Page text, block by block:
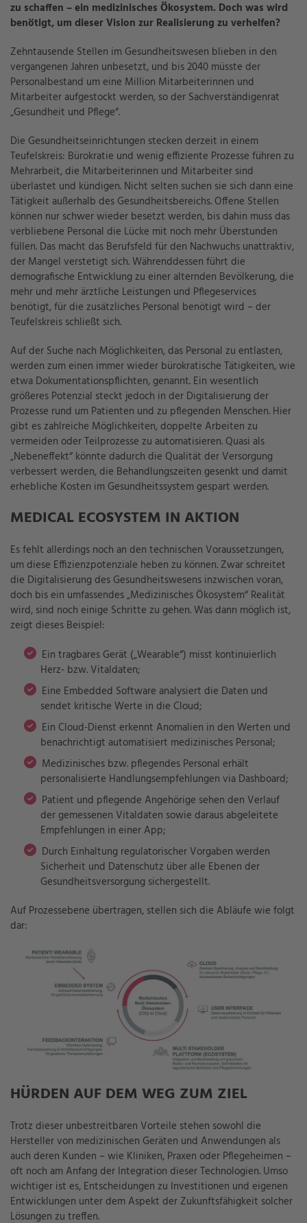
zu schaffen – ein medizinisches Ökosystem. Doch was wird
benötigt, um dieser Vision zur Realisierung zu verhelfen?
Zehntausende Stellen im Gesundheitswesen blieben in den
vergangenen Jahren unbesetzt, und bis 2040 müsste der
Personalbestand um eine Million Mitarbeiterinnen und
Mitarbeiter aufgestockt werden, so der Sachverständigenrat
„Gesundheit und Pflege“.
Die Gesundheitseinrichtungen stecken derzeit in einem
Teufelskreis: Bürokratie und wenig effiziente Prozesse führen zu
Mehrarbeit, die Mitarbeiterinnen und Mitarbeiter sind
überlastet und kündigen. Nicht selten suchen sie sich dann eine
Tätigkeit außerhalb des Gesundheitsbereichs. Offene Stellen
können nur schwer wieder besetzt werden, bis dahin muss das
verbliebene Personal die Lücke mit noch mehr Überstunden
füllen. Das macht das Berufsfeld für den Nachwuchs unattraktiv,
der Mangel verstetigt sich. Währenddessen führt die
demografische Entwicklung zu einer alternden Bevölkerung, die
mehr und mehr ärztliche Leistungen und Pflegeservices
benötigt, für die zusätzliches Personal benötigt wird – der
Teufelskreis schließt sich.
Auf der Suche nach Möglichkeiten, das Personal zu entlasten,
werden zum einen immer wieder bürokratische Tätigkeiten, wie
etwa Dokumentationspflichten, genannt. Ein wesentlich
größeres Potenzial steckt jedoch in der Digitalisierung der
Prozesse rund um Patienten und zu pflegenden Menschen. Hier
gibt es zahlreiche Möglichkeiten, doppelte Arbeiten zu
vermeiden oder Teilprozesse zu automatisieren. Quasi als
„Nebeneffekt“ könnte dadurch die Qualität der Versorgung
verbessert werden, die Behandlungszeiten gesenkt und damit
erhebliche Kosten im Gesundheitssystem gespart werden.
MEDICAL ECOSYSTEM IN AKTION
Es fehlt allerdings noch an den technischen Voraussetzungen,
um diese Effizienzpotenziale heben zu können. Zwar schreitet
die Digitalisierung des Gesundheitswesens inzwischen voran,
doch bis ein umfassendes „Medizinisches Ökosystem“ Realität
wird, sind noch einige Schritte zu gehen. Was dann möglich ist,
zeigt dieses Beispiel:
Ein tragbares Gerät („Wearable“) misst kontinuierlich
Herz- bzw. Vitaldaten;
Eine Embedded Software analysiert die Daten und
sendet kritische Werte in die Cloud;
Ein Cloud-Dienst erkennt Anomalien in den Werten und
benachrichtigt automatisiert medizinisches Personal;
Medizinisches bzw. pflegendes Personal erhält
personalisierte Handlungsempfehlungen via Dashboard;
Patient und pflegende Angehörige sehen den Verlauf
der gemessenen Vitaldaten sowie daraus abgeleitete
Empfehlungen in einer App;
Durch Einhaltung regulatorischer Vorgaben werden
Sicherheit und Datenschutz über alle Ebenen der
Gesundheitsversorgung sichergestellt.
Auf Prozessebene übertragen, stellen sich die Abläufe wie folgt
dar:
HÜRDEN AUF DEM WEG ZUM ZIEL
Trotz dieser unbestreitbaren Vorteile stehen sowohl die
Hersteller von medizinischen Geräten und Anwendungen als
auch deren Kunden – wie Kliniken, Praxen oder Pflegeheimen –
oft noch am Anfang der Integration dieser Technologien. Umso
wichtiger ist es, Entscheidungen zu Investitionen und eigenen
Entwicklungen unter dem Aspekt der Zukunftsfähigkeit solcher
Lösungen zu treffen.